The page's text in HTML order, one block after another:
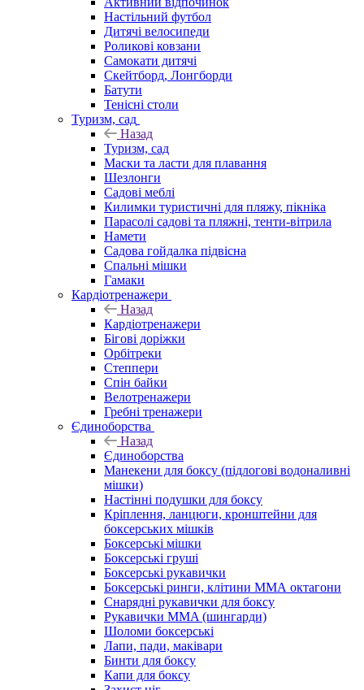
Настільний футбол
Дитячі велосипеди
Роликові ковзани
Самокати дитячі
Скейтборд, Лонгборди
Батути
Тенісні столи
Туризм, сад
Назад
Туризм, сад
Маски та ласти для плавання
Шезлонги
Садові меблі
Килимки туристичні для пляжу, пікніка
Парасолі садові та пляжні, тенти-вітрила
Намети
Садова гойдалка підвісна
Спальні мішки
Гамаки
Кардіотренажери
Назад
Кардіотренажери
Бігові доріжки
Орбітреки
Степпери
Спін байки
Велотренажери
Гребні тренажери
Єдиноборства
Назад
Єдиноборства
Манекени для боксу (підлогові водоналивні
мішки)
Настінні подушки для боксу
Кріплення, ланцюги, кронштейни для
боксерських мішків
Боксерські мішки
Боксерські груші
Боксерські рукавички
Боксерські ринги, клітини ММА октагони
Снарядні рукавички для боксу
Рукавички MMA (шингарди)
Шоломи боксерські
Лапи, пади, маківари
Бинти для боксу
Капи для боксу